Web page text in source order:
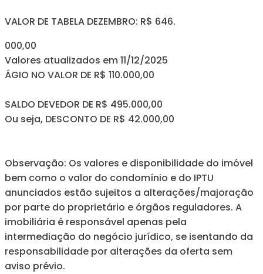
VALOR DE TABELA DEZEMBRO: R$ 646.
000,00
Valores atualizados em 11/12/2025
ÁGIO NO VALOR DE R$ 110.000,00
SALDO DEVEDOR DE R$ 495.000,00
Ou seja, DESCONTO DE R$ 42.000,00
Observação: Os valores e disponibilidade do imóvel
bem como o valor do condomínio e do IPTU
anunciados estão sujeitos a alterações/majoração
por parte do proprietário e órgãos reguladores. A
imobiliária é responsável apenas pela
intermediação do negócio jurídico, se isentando da
responsabilidade por alterações da oferta sem
aviso prévio.